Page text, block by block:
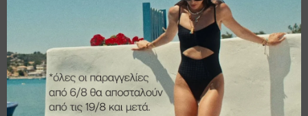
Τσάντα Medium
crossbody bag
Muse Anekke